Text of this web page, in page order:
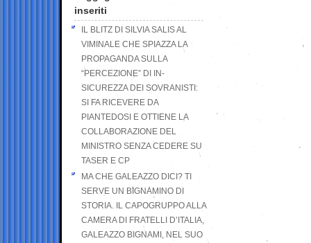
inseriti
IL BLITZ DI SILVIA SALIS AL
VIMINALE CHE SPIAZZA LA
PROPAGANDA SULLA
“PERCEZIONE” DI IN-
SICUREZZA DEI SOVRANISTI:
SI FA RICEVERE DA
PIANTEDOSI E OTTIENE LA
COLLABORAZIONE DEL
MINISTRO SENZA CEDERE SU
TASER E CP
MA CHE GALEAZZO DICI? TI
SERVE UN BIGNAMINO DI
STORIA. IL CAPOGRUPPO ALLA
CAMERA DI FRATELLI D’ITALIA,
GALEAZZO BIGNAMI, NEL SUO